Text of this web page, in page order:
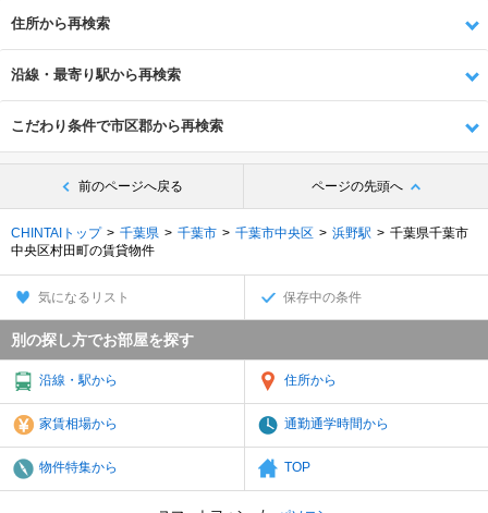
住所から再検索
沿線・最寄り駅から再検索
こだわり条件で市区郡から再検索
前のページへ戻る ページの先頭へ
CHINTAIトップ 千葉県 千葉市 千葉市中央区 浜野駅
千葉県千葉市
中央区村田町の賃貸物件
気になるリスト 保存中の条件
別の探し方でお部屋を探す
沿線・駅から 住所から
家賃相場から 通勤通学時間から
物件特集から TOP